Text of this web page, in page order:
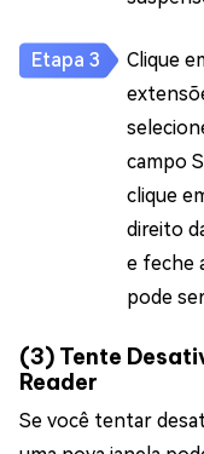
Clique
campo
clique
direito
e feche
pode
(3) Tente
Reader
Se você tentar